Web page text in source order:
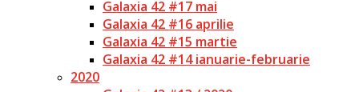
Galaxia 42 #17 mai
Galaxia 42 #16 aprilie
Galaxia 42 #15 martie
Galaxia 42 #14 ianuarie-februarie
2020